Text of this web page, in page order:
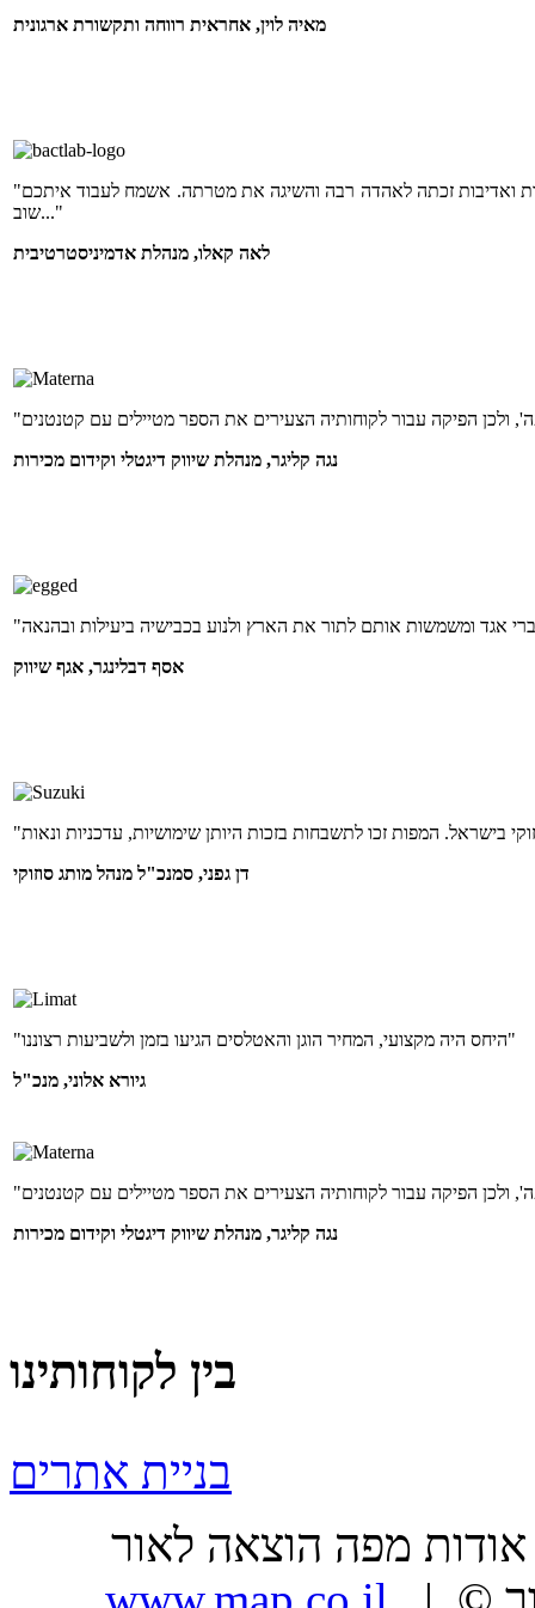
מאיה לוין, אחראית רווחה ותקשורת ארגונית
"היה ממש תענוג לעבוד איתכם! מפת הטעמים שהופקו עבור לקוחותינו במקצועיות, בזריזות ואדיבות זכתה לאהדה רבה והשיגה את מטרתה. אשמח לעבוד איתכם
שוב..."
לאה קאלו, מנהלת אדמיניסטרטיבית
נגה קליגר, מנהלת שיווק דיגטלי וקידום מכירות
אסף דבלינגר, אגף שיווק
דן גפני, סמנכ"ל מנהל מותג סוזוקי
"היחס היה מקצועי, המחיר הוגן והאטלסים הגיעו בזמן ולשביעות רצוננו"
גיורא אלוני, מנכ"ל
נגה קליגר, מנהלת שיווק דיגטלי וקידום מכירות
בין לקוחותינו
בניית אתרים